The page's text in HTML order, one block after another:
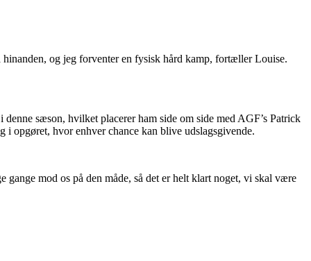
og jeg forventer en fysisk hård kamp, fortæller Louise.
sæson, hvilket placerer ham side om side med AGF’s Patrick
i opgøret, hvor enhver chance kan blive udslagsgivende.
mod os på den måde, så det er helt klart noget, vi skal være